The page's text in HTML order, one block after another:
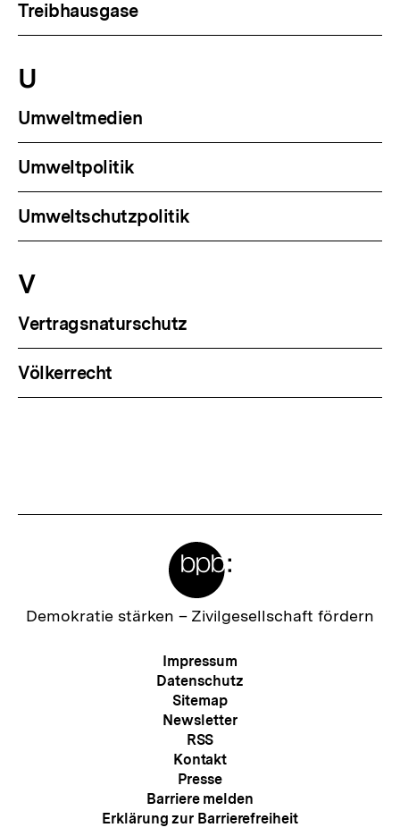
Treibhausgase
U
Umweltmedien
Umweltpolitik
Umweltschutzpolitik
V
Vertragsnaturschutz
Völkerrecht
Zur
Demokratie stärken – Zivilgesellschaft fördern
Meta-
Navigation
Impressum
Datenschutz
Sitemap
Newsletter
RSS
Kontakt
Presse
Barriere melden
Erklärung zur Barrierefreiheit